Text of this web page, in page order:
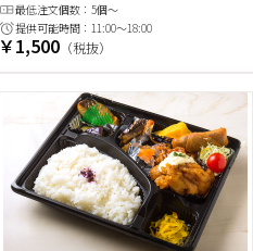
最低注文個数： 5個～
提供可能時間： 11:00～18:00
￥1,500 （税抜）